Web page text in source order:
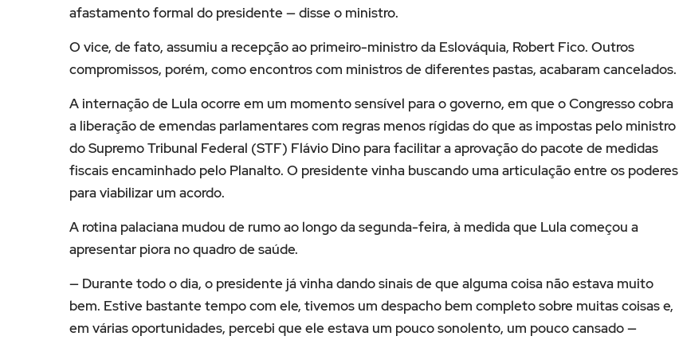
afastamento formal do presidente — disse o ministro.
O vice, de fato, assumiu a recepção ao primeiro-ministro da Eslováquia, Robert Fico. Outros
compromissos, porém, como encontros com ministros de diferentes pastas, acabaram cancelados.
A internação de Lula ocorre em um momento sensível para o governo, em que o Congresso cobra
a liberação de emendas parlamentares com regras menos rígidas do que as impostas pelo ministro
do Supremo Tribunal Federal (STF) Flávio Dino para facilitar a aprovação do pacote de medidas
fiscais encaminhado pelo Planalto. O presidente vinha buscando uma articulação entre os poderes
para viabilizar um acordo.
A rotina palaciana mudou de rumo ao longo da segunda-feira, à medida que Lula começou a
apresentar piora no quadro de saúde.
— Durante todo o dia, o presidente já vinha dando sinais de que alguma coisa não estava muito
bem. Estive bastante tempo com ele, tivemos um despacho bem completo sobre muitas coisas e,
em várias oportunidades, percebi que ele estava um pouco sonolento, um pouco cansado —